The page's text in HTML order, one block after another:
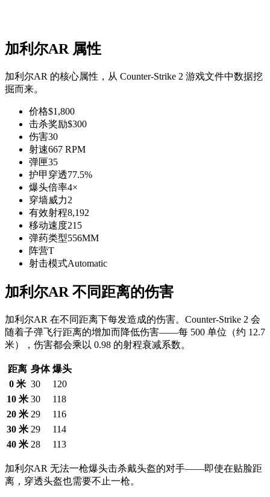
加利尔AR 属性
加利尔AR 的核心属性，从 Counter-Strike 2 游戏文件中数据挖
掘而来。
价格$1,800
击杀奖励$300
伤害30
射速667 RPM
弹匣35
护甲穿透77.5%
爆头倍率4×
穿墙威力2
有效射程8,192
移动速度215
弹药类型556MM
阵营T
射击模式Automatic
加利尔AR 不同距离的伤害
加利尔AR 在不同距离下每发造成的伤害。Counter-Strike 2 会
随着子弹飞行距离的增加而降低伤害——每 500 单位（约 12.7
米），伤害都会乘以 0.98 的射程衰减系数。
距离 身体 爆头
0 米 30
120
10 米 30
118
20 米 29
116
30 米 29
114
40 米 28 113
加利尔AR 无法一枪爆头击杀戴头盔的对手——即使在贴脸距
离，穿透头盔也需要不止一枪。